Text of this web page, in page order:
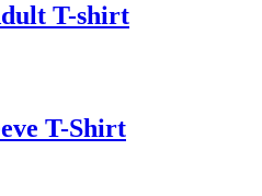
T-shirt
T-Shirt